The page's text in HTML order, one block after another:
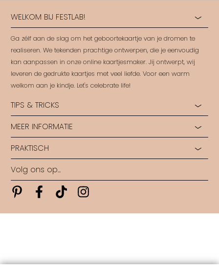
WELKOM BIJ FESTLAB!
Ga zélf aan de slag om het geboortekaartje van je dromen te
realiseren. We tekenden prachtige ontwerpen, die je eenvoudig
kan aanpassen in onze online kaartjesmaker. Jij ontwerpt, wij
leveren de gedrukte kaartjes met veel liefde. Voor een warm
welkom aan je kindje. Let's celebrate life!
TIPS & TRICKS
Hoe start je?
Hulp bij opmaak
Rondleiding in ons Labo
Ontwerp op maat
MEER INFORMATIE
Ontdek alle papiersoorten
Ontdek alle druktechnieken
Wie zijn wij?
Levertijden
PRAKTISCH
Algemene voorwaarden
Veelgestelde vragen
Contact
Volg ons op...
PinterestPinterestPinterest
all rights reserved • FestLab • 2025|powered by DRN Cards 2026